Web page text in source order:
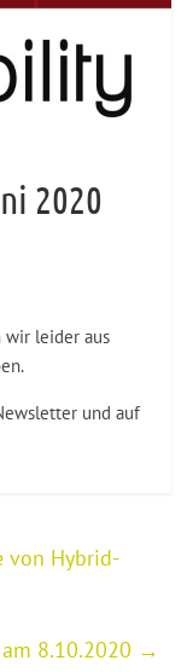
2020
wir leider aus
und auf
von Hybrid-
8.10.2020 →